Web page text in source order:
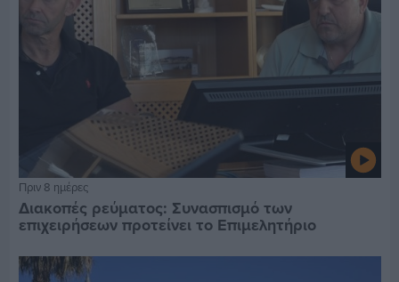
Πριν 8 ημέρες
Διακοπές ρεύματος: Συνασπισμό των
επιχειρήσεων προτείνει το Επιμελητήριο